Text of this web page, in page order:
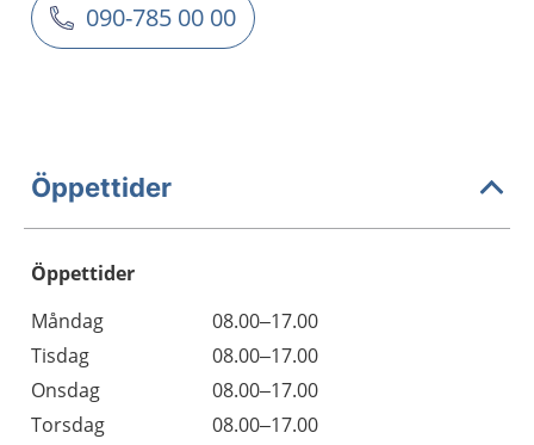
090-785 00 00
Öppettider
Öppettider
Dag
Öppettider
Kommentarer
Måndag
08.00–17.00
Tisdag
08.00–17.00
Onsdag
08.00–17.00
Torsdag
08.00–17.00